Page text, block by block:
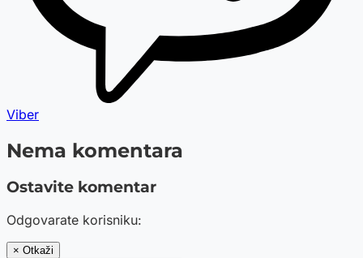
Viber
Nema komentara
Ostavite komentar
Odgovarate korisniku:
× Otkaži